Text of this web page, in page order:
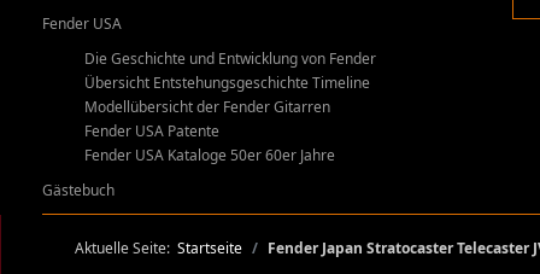
Fender USA
Die Geschichte und Entwicklung von Fender
Übersicht Entstehungsgeschichte Timeline
Modellübersicht der Fender Gitarren
Fender USA Patente
Fender USA Kataloge 50er 60er Jahre
Gästebuch
Aktuelle Seite: Startseite Fender Japan Stratocaster Telecaster